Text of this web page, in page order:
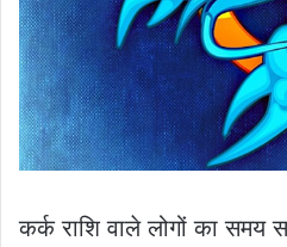
कर्क राशि वाले लोगों का समय